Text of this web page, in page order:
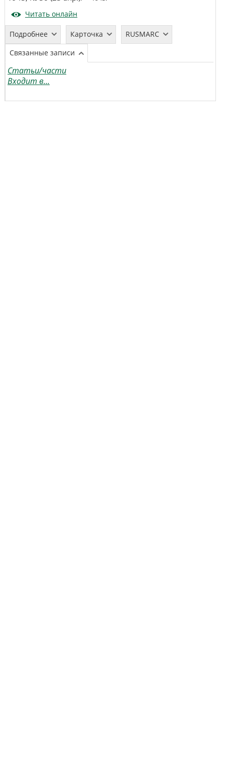
Читать онлайн
Подробнее Карточка
RUSMARC
Связанные записи
Статьи/части
Входит в...